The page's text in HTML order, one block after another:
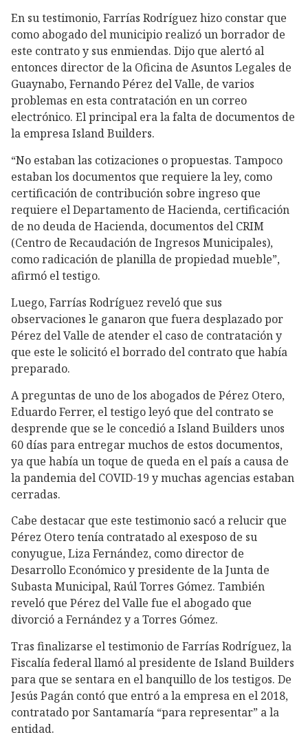
En su testimonio, Farrías Rodríguez hizo constar que
como abogado del municipio realizó un borrador de
este contrato y sus enmiendas. Dijo que alertó al
entonces director de la Oficina de Asuntos Legales de
Guaynabo, Fernando Pérez del Valle, de varios
problemas en esta contratación en un correo
electrónico. El principal era la falta de documentos de
la empresa Island Builders.
“No estaban las cotizaciones o propuestas. Tampoco
estaban los documentos que requiere la ley, como
certificación de contribución sobre ingreso que
requiere el Departamento de Hacienda, certificación
de no deuda de Hacienda, documentos del CRIM
(Centro de Recaudación de Ingresos Municipales),
como radicación de planilla de propiedad mueble”,
afirmó el testigo.
Luego, Farrías Rodríguez reveló que sus
observaciones le ganaron que fuera desplazado por
Pérez del Valle de atender el caso de contratación y
que este le solicitó el borrado del contrato que había
preparado.
A preguntas de uno de los abogados de Pérez Otero,
Eduardo Ferrer, el testigo leyó que del contrato se
desprende que se le concedió a Island Builders unos
60 días para entregar muchos de estos documentos,
ya que había un toque de queda en el país a causa de
la pandemia del COVID-19 y muchas agencias estaban
cerradas.
Cabe destacar que este testimonio sacó a relucir que
Pérez Otero tenía contratado al exesposo de su
conyugue, Liza Fernández, como director de
Desarrollo Económico y presidente de la Junta de
Subasta Municipal, Raúl Torres Gómez. También
reveló que Pérez del Valle fue el abogado que
divorció a Fernández y a Torres Gómez.
Tras finalizarse el testimonio de Farrías Rodríguez, la
Fiscalía federal llamó al presidente de Island Builders
para que se sentara en el banquillo de los testigos. De
Jesús Pagán contó que entró a la empresa en el 2018,
contratado por Santamaría “para representar” a la
entidad.